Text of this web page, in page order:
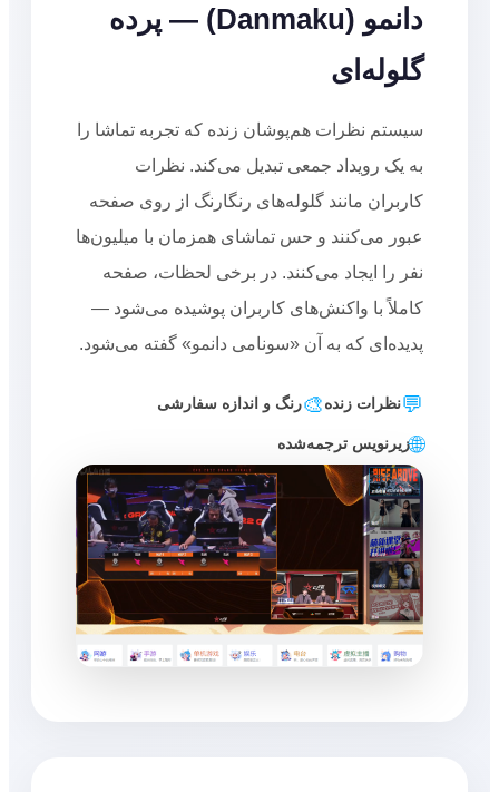
دانمو (Danmaku) — پرده
گلوله‌ای
سیستم نظرات هم‌پوشان زنده که تجربه تماشا را
به یک رویداد جمعی تبدیل می‌کند. نظرات
کاربران مانند گلوله‌های رنگارنگ از روی صفحه
عبور می‌کنند و حس تماشای همزمان با میلیون‌ها
نفر را ایجاد می‌کنند. در برخی لحظات، صفحه
کاملاً با واکنش‌های کاربران پوشیده می‌شود —
پدیده‌ای که به آن «سونامی دانمو» گفته می‌شود.
💬نظرات زنده🎨رنگ و اندازه سفارشی
🌐زیرنویس ترجمه‌شده